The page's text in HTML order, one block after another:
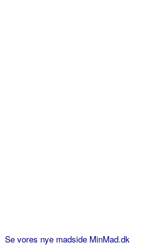
Se vores nye madside MinMad.dk